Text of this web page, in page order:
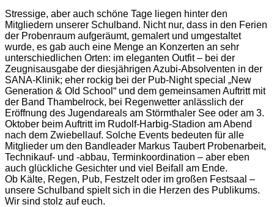
Stressige, aber auch schöne Tage liegen hinter den
Mitgliedern unserer Schulband. Nicht nur, dass in den Ferien
der Probenraum aufgeräumt, gemalert und umgestaltet
wurde, es gab auch eine Menge an Konzerten an sehr
unterschiedlichen Orten: im eleganten Outfit – bei der
Zeugnisausgabe der diesjährigen Azubi-Absolventen in der
SANA-Klinik; eher rockig bei der Pub-Night special „New
Generation & Old School“ und dem gemeinsamen Auftritt mit
der Band Thambelrock, bei Regenwetter anlässlich der
Eröffnung des Jugendareals am Störmthaler See oder am 3.
Oktober beim Auftritt im Rudolf-Harbig-Stadion am Abend
nach dem Zwiebellauf. Solche Events bedeuten für alle
Mitglieder um den Bandleader Markus Taubert Probenarbeit,
Technikauf- und -abbau, Terminkoordination – aber eben
auch glückliche Gesichter und viel Beifall am Ende.
Ob Kälte, Regen, Pub, Festzelt oder im großen Festsaal –
unsere Schulband spielt sich in die Herzen des Publikums.
Wir sind stolz auf euch.